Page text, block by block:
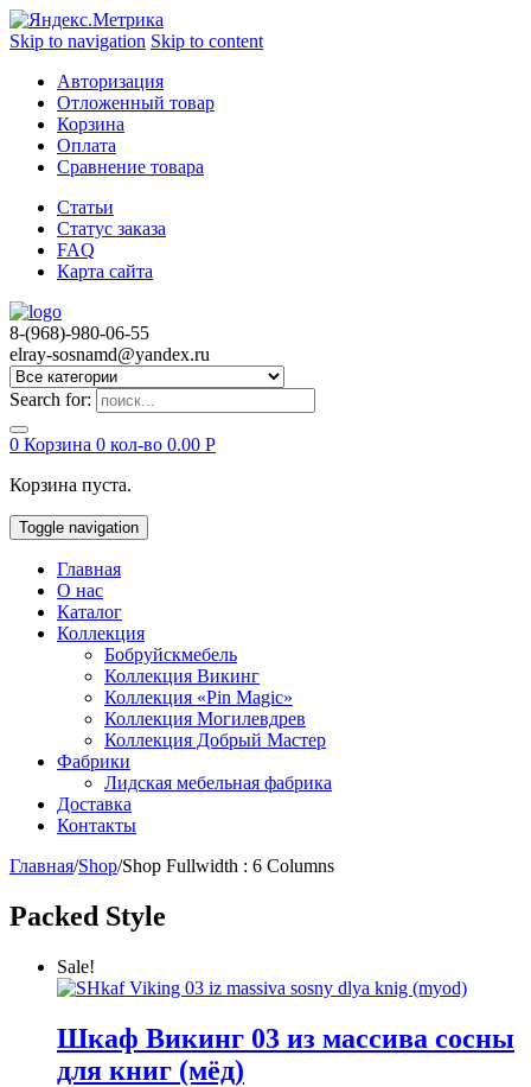
Skip to navigation Skip to content
Авторизация
Отложенный товар
Корзина
Оплата
Сравнение товара
Статьи
Статус заказа
FAQ
Карта сайта
8-(968)-980-06-55
elray-sosnamd@yandex.ru
Search for:
0 Корзина 0 кол-во 0.00 Р
Корзина пуста.
Toggle navigation
Главная
О нас
Каталог
Коллекция
Бобруйскмебель
Коллекция Викинг
Коллекция «Pin Magic»
Коллекция Могилевдрев
Коллекция Добрый Мастер
Фабрики
Лидская мебельная фабрика
Доставка
Контакты
Главная/Shop/Shop Fullwidth : 6 Columns
Packed Style
Sale!
Шкаф Викинг 03 из массива сосны
для книг (мёд)